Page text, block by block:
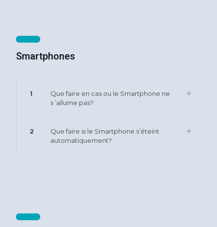
Smartphones
1
Que faire en cas ou le Smartphone ne
s ’allume pas?
2
Que faire si le Smartphone s’éteint
automatiquement?